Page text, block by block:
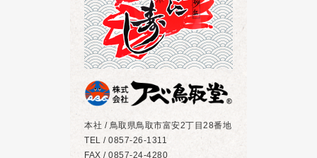
本社 / 鳥取県鳥取市富安2丁目28番地
TEL / 0857-26-1311
FAX / 0857-24-4280